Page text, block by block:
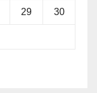
29 30